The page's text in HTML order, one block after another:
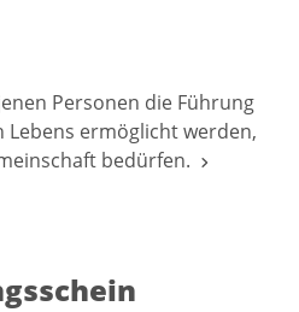
Personen die Führung
ermöglicht werden,
bedürfen.